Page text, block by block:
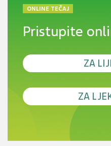
ONLINE TEČAJ
Pristupite
ZA
Debljina - od
Novi pogled na
razlike i nove terapije
smetnji do rane
ZA
Antikoagulansi u